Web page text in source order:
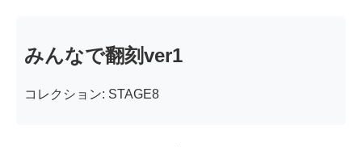
みんなで翻刻ver1
コレクション: STAGE8